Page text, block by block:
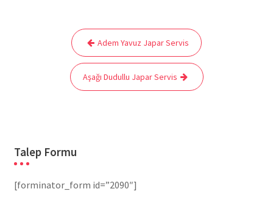
gezinmesi
Adem Yavuz Japar Servis
Aşağı Dudullu Japar Servis
Talep Formu
[forminator_form id=”2090″]